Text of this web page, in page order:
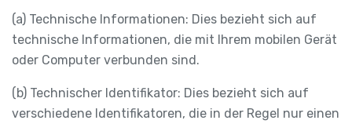
(a) Technische Informationen: Dies bezieht sich auf
technische Informationen, die mit Ihrem mobilen Gerät
oder Computer verbunden sind.
(b) Technischer Identifikator: Dies bezieht sich auf
verschiedene Identifikatoren, die in der Regel nur einen